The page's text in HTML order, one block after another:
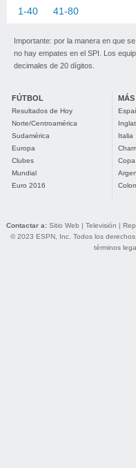
1-40 41-80
Importante: por la manera en que
no hay empates en el SPI. Los
decimales de 20 dígitos.
FÚTBOL
Resultados de Hoy
Norte/Centroamérica
Sudamérica
Europa
Clubes
Mundial
Euro 2016
Italia
Contactar a: Sitio Web | Televisión |
© 2023 ESPN, Inc. Todos los
términos